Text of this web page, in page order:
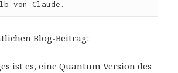
von Claude.
Blog-Beitrag:
ist es, eine Quantum Version des